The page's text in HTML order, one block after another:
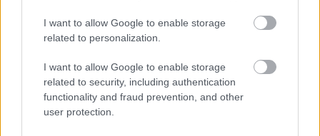
I want to allow Google to enable storage
related to personalization.
I want to allow Google to enable storage
related to security, including authentication
functionality and fraud prevention, and other
user protection.